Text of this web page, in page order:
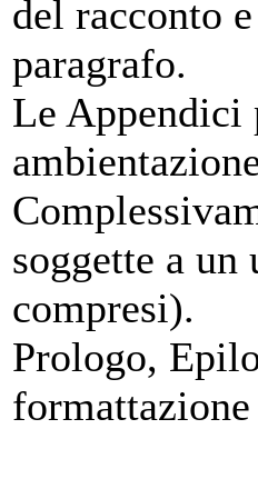
del racconto
paragrafo.
Le Appendici
soggette a
compresi).
Prologo,